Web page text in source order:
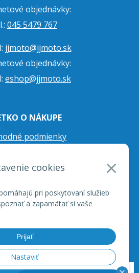
cookies
pri poskytovaní služieb
a zapamätať si vaše
Prijať
Nastaviť
objednávky:
045 5479 767
jjmoto@jjmoto.sk
objednávky:
eshop@jjmoto.sk
O NÁKUPE
podmienky
podmienky